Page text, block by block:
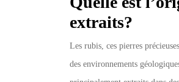
extraits?
Les rubis, ces pierres
des environnements